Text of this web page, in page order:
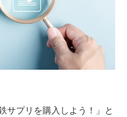
サプリを購入しよう！」と